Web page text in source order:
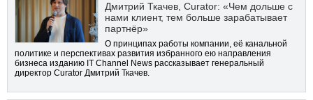
Дмитрий Ткачев, Curator: «Чем дольше с
нами клиент, тем больше зарабатывает
партнёр»
О принципах работы компании, её канальной
политике и перспективах развития избранного ею направления
бизнеса изданию IT Channel News рассказывает генеральный
директор Curator Дмитрий Ткачев.